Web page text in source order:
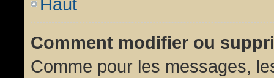
Comment modifier ou
Comme pour les messages,